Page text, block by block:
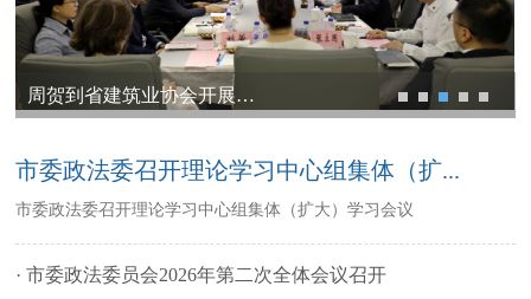
周贺与新任职县（市）区委政法委书记集体谈话
市委政法委召开理论学习中心组集体（扩...
市委政法委召开理论学习中心组集体（扩大）学习会议
·市委政法委员会2026年第二次全体会议召开